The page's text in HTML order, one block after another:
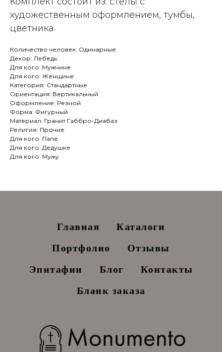
художественным оформлением, тумбы,
цветника
Количество человек: Одинарные
Декор: Лебедь
Для кого: Мужчине
Для кого: Женщине
Категория: Стандартные
Ориентация: Вертикальный
Оформление: Резной
Форма: Фигурный
Материал: Гранит Габбро-Диабаз
Религия: Прочие
Для кого: Папе
Для кого: Дедушке
Для кого: Мужу
Главная
Каталоги
Портфолио
Отзывы
Эпитафии
Блог
Контакты
Бланк заказа